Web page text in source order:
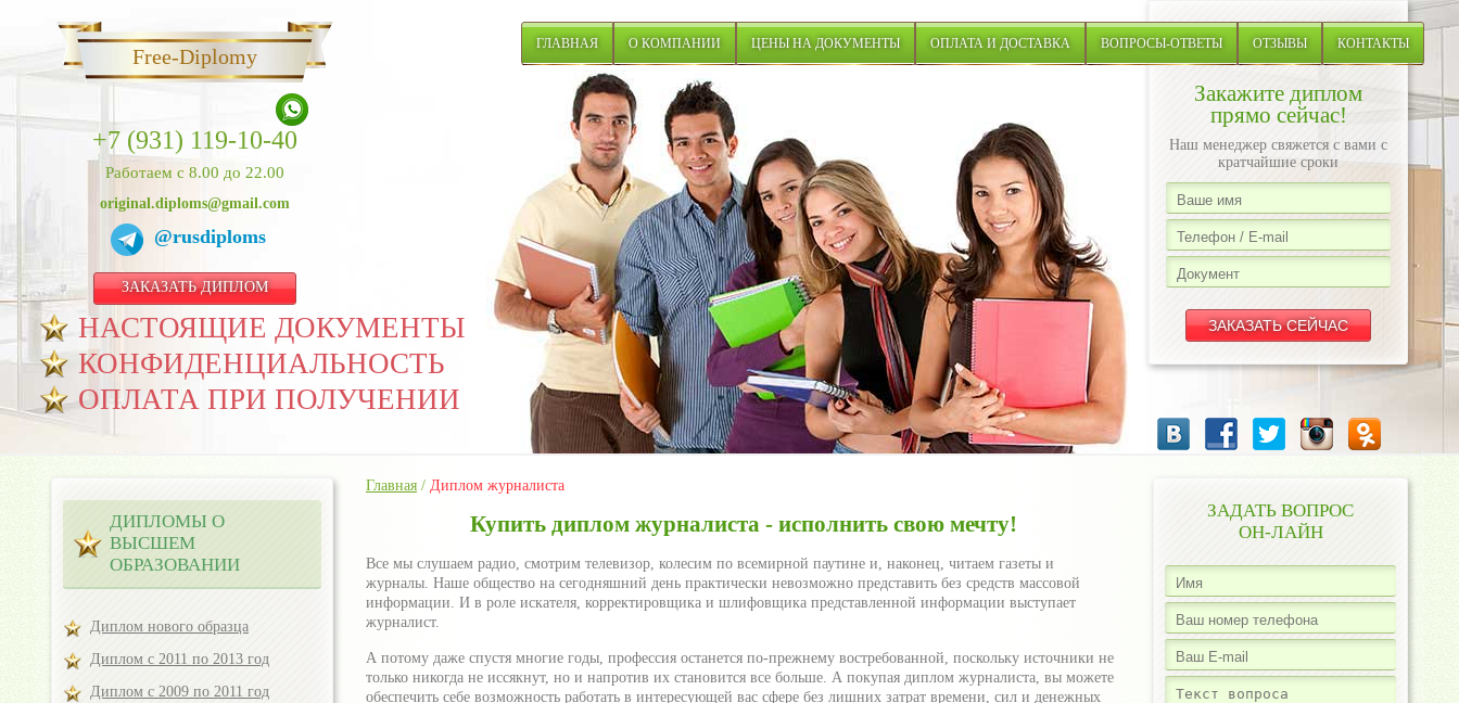
Free-Diplomy
+7 (931) 119-10-40
Работаем с 8.00 до 22.00
original.diploms@gmail.com
@rusdiploms
ЗАКАЗАТЬ ДИПЛОМ
НАСТОЯЩИЕ ДОКУМЕНТЫ
КОНФИДЕНЦИАЛЬНОСТЬ
ОПЛАТА ПРИ ПОЛУЧЕНИИ
ГЛАВНАЯ О КОМПАНИИ ЦЕНЫ НА ДОКУМЕНТЫ ОПЛАТА И ДОСТАВКА ВОПРОСЫ-ОТВЕТЫ ОТЗЫВЫ КОНТАКТЫ
Закажите диплом
прямо сейчас!
Наш менеджер свяжется с вами с
кратчайшие сроки
Главная / Диплом журналиста
Купить диплом журналиста - исполнить свою мечту!
Все мы слушаем радио, смотрим телевизор, колесим по всемирной паутине и, наконец, читаем газеты и
журналы. Наше общество на сегодняшний день практически невозможно представить без средств массовой
информации. И в роле искателя, корректировщика и шлифовщика представленной информации выступает
журналист.
А потому даже спустя многие годы, профессия останется по-прежнему востребованной, поскольку источники не
только никогда не иссякнут, но и напротив их становится все больше. А покупая диплом журналиста, вы можете
обеспечить себе возможность работать в интересующей вас сфере без лишних затрат времени, сил и денежных
ДИПЛОМЫ О
ВЫСШЕМ
ОБРАЗОВАНИИ
Диплом нового образца
Диплом с 2011 по 2013 год
Диплом с 2009 по 2011 год
ЗАДАТЬ ВОПРОС
ОН-ЛАЙН